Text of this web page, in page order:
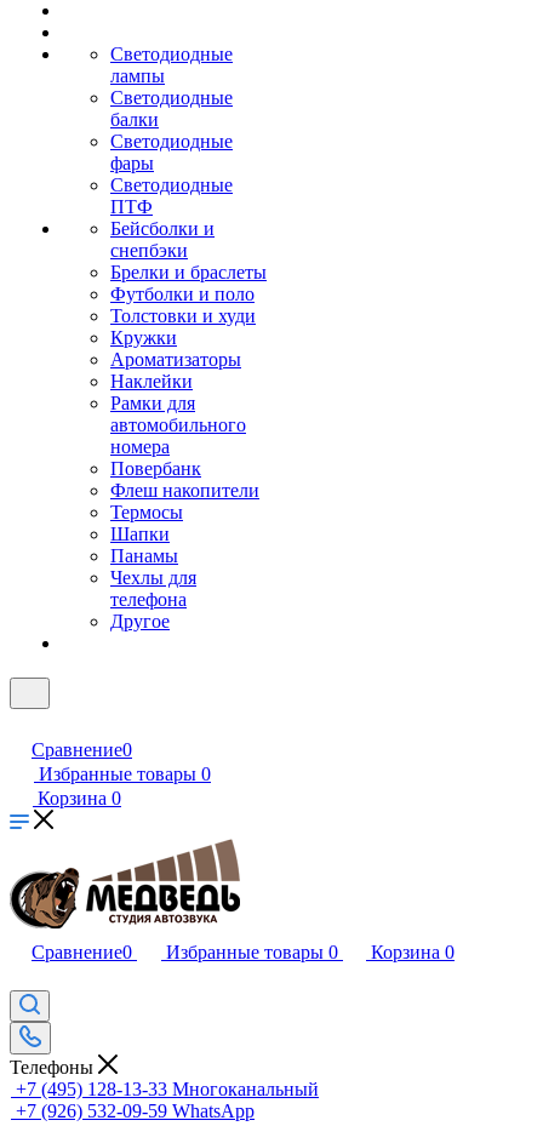
Светодиодные
лампы
Светодиодные
балки
Светодиодные
фары
Светодиодные
ПТФ
Бейсболки и
снепбэки
Брелки и браслеты
Футболки и поло
Толстовки и худи
Кружки
Ароматизаторы
Наклейки
Рамки для
автомобильного
номера
Повербанк
Флеш накопители
Термосы
Шапки
Панамы
Чехлы для
телефона
Другое
Сравнение0
Избранные товары 0
Корзина 0
Сравнение0 Избранные товары 0 Корзина 0
Телефоны
+7 (495) 128-13-33 Многоканальный
+7 (926) 532-09-59 WhatsApp